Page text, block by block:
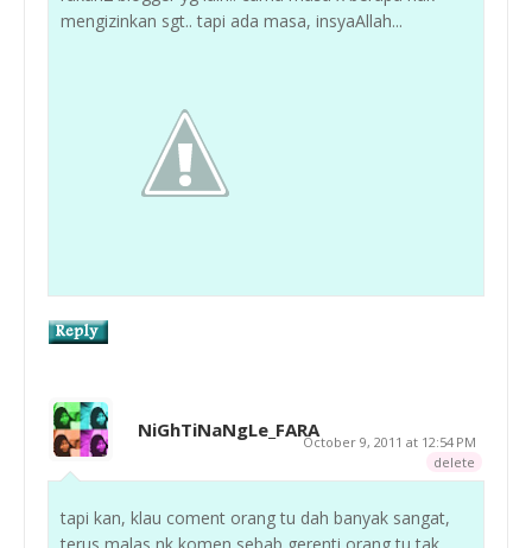
mengizinkan sgt.. tapi ada masa, insyaAllah...
NiGhTiNaNgLe_FARA
October 9, 2011 at 12:54 PM
delete
tapi kan, klau coment orang tu dah banyak sangat,